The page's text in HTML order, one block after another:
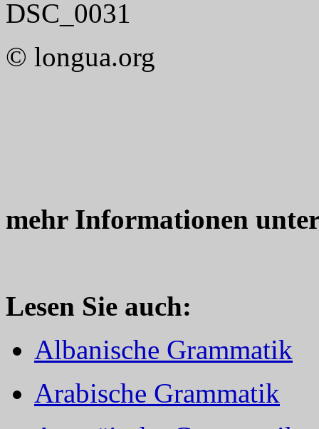
© longua.org
mehr Informationen
Lesen Sie auch:
Albanische Grammatik
Arabische Grammatik